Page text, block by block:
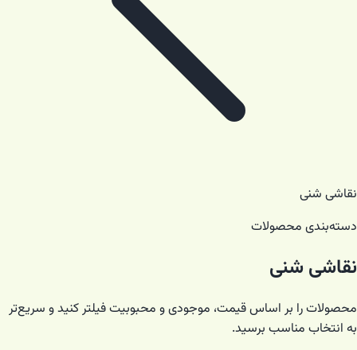
نقاشی شنی
دسته‌بندی محصولات
نقاشی شنی
محصولات را بر اساس قیمت، موجودی و محبوبیت فیلتر کنید و سریع‌تر
به انتخاب مناسب برسید.